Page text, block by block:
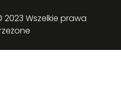
© 2023 Wszelkie prawa